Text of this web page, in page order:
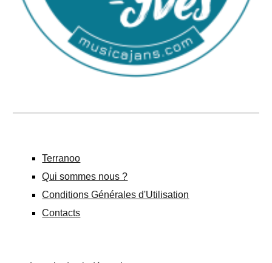
Terranoo
Qui sommes nous ?
Conditions Générales d'Utilisation
Contacts